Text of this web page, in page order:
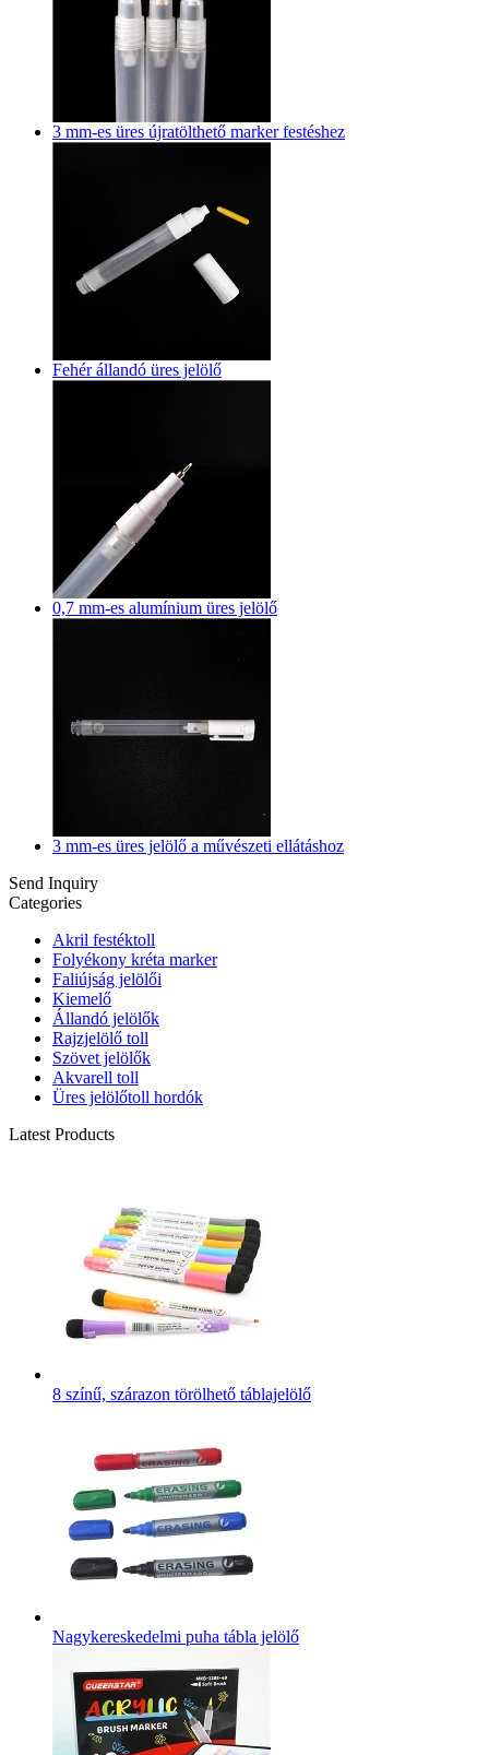
3 mm-es üres újratölthető marker festéshez
Fehér állandó üres jelölő
0,7 mm-es alumínium üres jelölő
3 mm-es üres jelölő a művészeti ellátáshoz
Send Inquiry
Categories
Akril festéktoll
Folyékony kréta marker
Faliújság jelölői
Kiemelő
Állandó jelölők
Rajzjelölő toll
Szövet jelölők
Akvarell toll
Üres jelölőtoll hordók
Latest Products
8 színű, szárazon törölhető táblajelölő
Nagykereskedelmi puha tábla jelölő